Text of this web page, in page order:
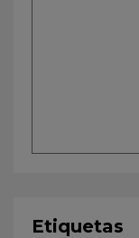
Etiquetas